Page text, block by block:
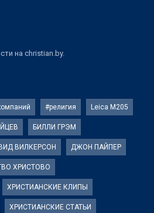
на christian.by.
#религия Leica M205
БИЛЛИ ГРЭМ
ВИЛКЕРСОН ДЖОН ПАЙПЕР
ХРИСТОВО
ХРИСТИАНСКИЕ КЛИПЫ
ХРИСТИАНСКИЕ СТАТЬИ